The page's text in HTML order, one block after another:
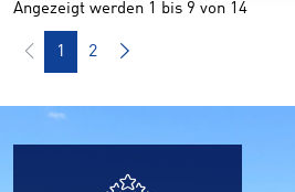
Angezeigt werden 1 bis 9 von 14
1 2